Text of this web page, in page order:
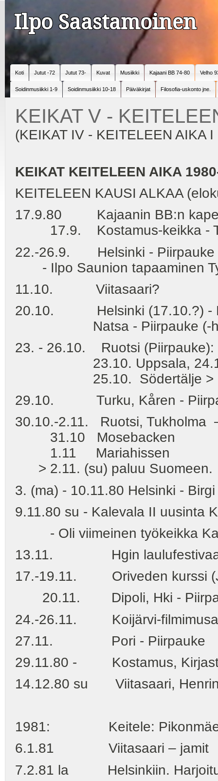
Ilpo Saastamoinen
Koti Jutut -72 Jutut 73- Kuvat Musiikki Kajaani BB 74-80 Velho
Soidinmusiikki 1-9 Soidinmusiikki 10-18 Päiväkirjat Filosofia-uskonto jne.
KEIKAT V -
(KEIKAT IV - KEITELEEN AIKA
KEIKAT KEITELEEN AIKA
KEITELEEN KAUSI ALKAA
17.9.80 Kajaanin BB:n
17.9. Kostamus-keikka -
22.-26.9. Helsinki - Piirpauke
- Ilpo Saunion tapaaminen
11.10. Viitasaari?
20.10. Helsinki (17.10.?) -
Natsa - Piirpauke (-
23. - 26.10. Ruotsi (Piirpauke):
23.10. Uppsala, 24.10.
25.10. Södertälje >
29.10. Turku, Kåren -
30.10.-2.11. Ruotsi, Tukholma
31.10 Mosebacken
1.11 Mariahissen
> 2.11. (su) paluu Suomeen.
3. (ma) - 10.11.80 Helsinki -
9.11.80 su - Kalevala II uusinta
- Oli viimeinen työkeikka
13.11. Hgin laulufestivaali -
17.-19.11. Oriveden kurssi
20.11. Dipoli, Hki -
24.-26.11. Koijärvi-filmimusan
27.11. Pori - Piirpauke
29.11.80 - Kostamus,
14.12.80 su Viitasaari, Henrin
1981: Keitele:
6.1.81 Viitasaari – jamit
7.2.81 la Helsinkiin.